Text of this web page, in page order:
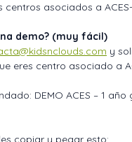
centros asociados a
demo? (muy fácil)
y
eres centro asociado a
DEMO ACES – 1 año
copiar y pegar esto: